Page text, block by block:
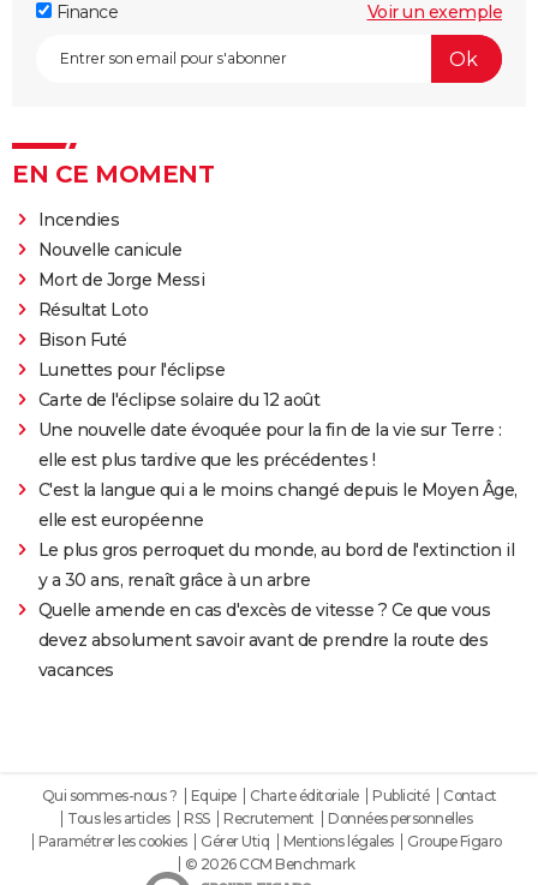
Finance Voir un exemple
EN CE MOMENT
Incendies
Nouvelle canicule
Mort de Jorge Messi
Résultat Loto
Bison Futé
Lunettes pour l'éclipse
Carte de l'éclipse solaire du 12 août
Une nouvelle date évoquée pour la fin de la vie sur Terre :
elle est plus tardive que les précédentes !
C'est la langue qui a le moins changé depuis le Moyen Âge,
elle est européenne
Le plus gros perroquet du monde, au bord de l'extinction il
y a 30 ans, renaît grâce à un arbre
Quelle amende en cas d'excès de vitesse ? Ce que vous
devez absolument savoir avant de prendre la route des
vacances
Qui sommes-nous ? Equipe Charte éditoriale Publicité
Contact
Tous les articles
RSS Recrutement
Données personnelles
Paramétrer les cookies
Gérer Utiq Mentions légales
Groupe Figaro
© 2026 CCM Benchmark